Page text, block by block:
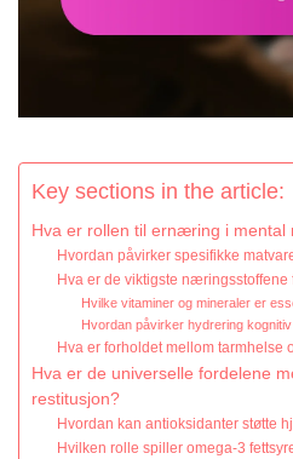
Key sections in the article:
Hva er rollen til ernæring i mental
Hvordan påvirker spesifikke
Hva er de viktigste næringsstoffene
Hvilke vitaminer og mineraler er
Hvordan påvirker hydrering
Hva er forholdet mellom tarmhelse
Hva er de universelle fordelene
restitusjon?
Hvordan kan antioksidanter støtte
Hvilken rolle spiller omega-3